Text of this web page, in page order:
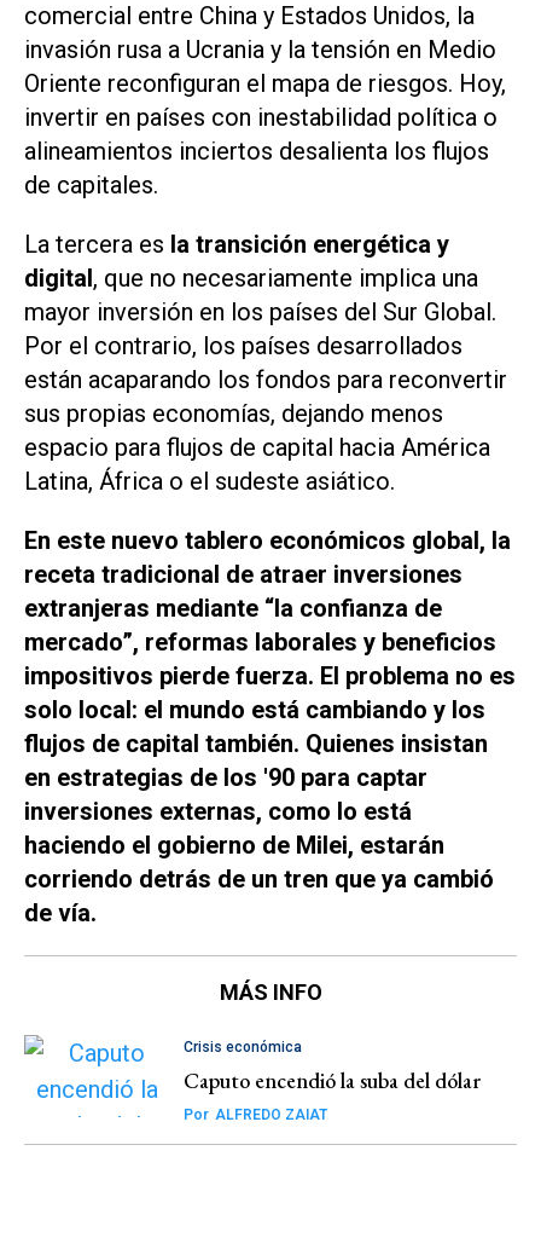
comercial entre China y Estados Unidos, la
invasión rusa a Ucrania y la tensión en Medio
Oriente reconfiguran el mapa de riesgos. Hoy,
invertir en países con inestabilidad política o
alineamientos inciertos desalienta los flujos
de capitales.
La tercera es la transición energética y
digital, que no necesariamente implica una
mayor inversión en los países del Sur Global.
Por el contrario, los países desarrollados
están acaparando los fondos para reconvertir
sus propias economías, dejando menos
espacio para flujos de capital hacia América
Latina, África o el sudeste asiático.
En este nuevo tablero económicos global, la
receta tradicional de atraer inversiones
extranjeras mediante “la confianza de
mercado”, reformas laborales y beneficios
impositivos pierde fuerza. El problema no es
solo local: el mundo está cambiando y los
flujos de capital también. Quienes insistan
en estrategias de los '90 para captar
inversiones externas, como lo está
haciendo el gobierno de Milei, estarán
corriendo detrás de un tren que ya cambió
de vía.
MÁS INFO
Crisis económica
Caputo encendió la suba del dólar
Por ALFREDO ZAIAT